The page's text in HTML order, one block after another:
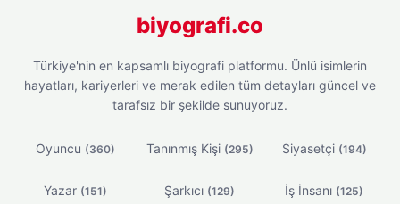
biyografi.co
Türkiye'nin en kapsamlı biyografi platformu. Ünlü isimlerin
hayatları, kariyerleri ve merak edilen tüm detayları güncel ve
tarafsız bir şekilde sunuyoruz.
Oyuncu (360) Tanınmış Kişi (295) Siyasetçi (194)
Yazar (151) Şarkıcı (129) İş İnsanı (125)